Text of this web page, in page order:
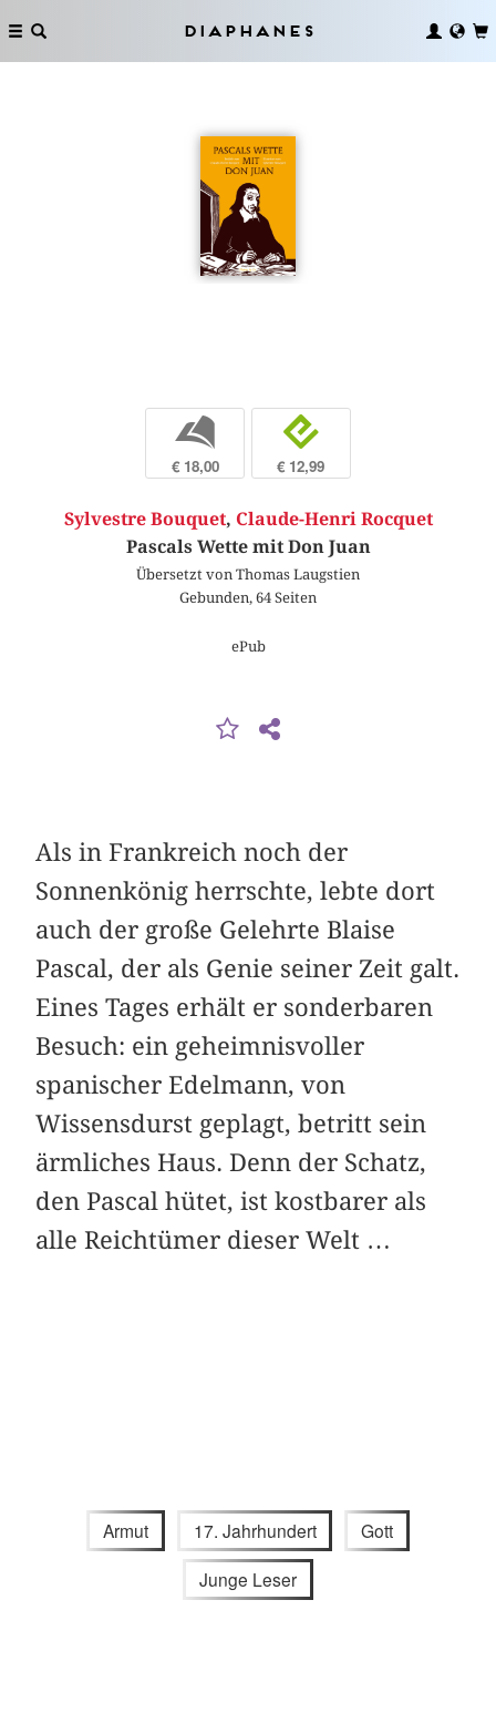
Diaphanes
b
€ 18,00
e
€ 12,99
Sylvestre Bouquet, Claude-Henri Rocquet
Pascals Wette mit Don Juan
Übersetzt von Thomas Laugstien
Gebunden, 64 Seiten
ePub
Als in Frankreich noch der
Sonnenkönig herrschte, lebte dort
auch der große Gelehrte Blaise
Pascal, der als Genie seiner Zeit galt.
Eines Tages erhält er sonderbaren
Besuch: ein geheimnisvoller
spanischer Edelmann, von
Wissensdurst geplagt, betritt sein
ärmliches Haus. Denn der Schatz,
den Pascal hütet, ist kostbarer als
alle Reichtümer dieser Welt …
Armut 17. Jahrhundert Gott
Junge Leser